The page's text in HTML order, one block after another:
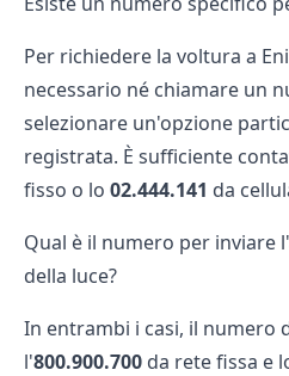
Per richiedere la voltura a
necessario né chiamare un
selezionare un'opzione
registrata. È sufficiente
fisso o lo 02.444.141 da
Qual è il numero per inviare
della luce?
In entrambi i casi, il numero
l'800.900.700 da rete fissa e